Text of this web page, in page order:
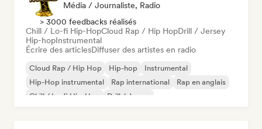
Média / Journaliste, Radio
> 3000 feedbacks réalisés
Chill / Lo-fi Hip-HopCloud Rap / Hip HopDrill / Jersey
Hip-hopInstrumental
Écrire des articlesDiffuser des artistes en radio
Cloud Rap / Hip Hop Hip-hop
Instrumental
Hip-Hop instrumental
Rap international
Rap en anglais
Chill / Lo-fi Hip-Hop
Drill / Jersey